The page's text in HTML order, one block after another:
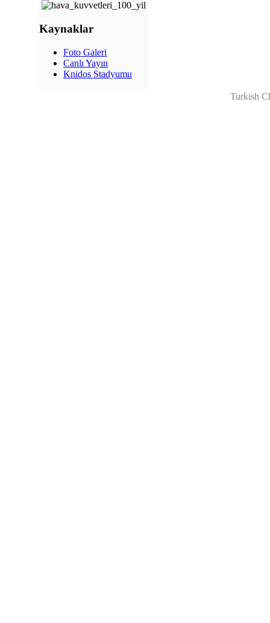
Kaynaklar
Foto Galeri
Canlı Yayın
Knidos Stadyumu
Turkish